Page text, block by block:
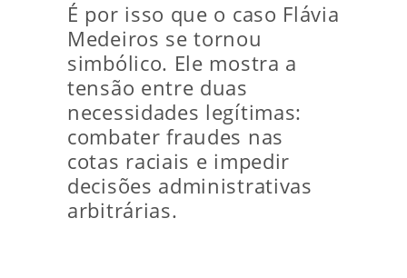
É por isso que o caso Flávia
Medeiros se tornou
simbólico. Ele mostra a
tensão entre duas
necessidades legítimas:
combater fraudes nas
cotas raciais e impedir
decisões administrativas
arbitrárias.